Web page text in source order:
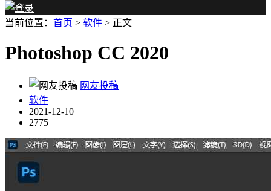
当前位置： 首页 > 软件 > 正文
Photoshop CC 2020
网友投稿
软件
2021-12-10
2775